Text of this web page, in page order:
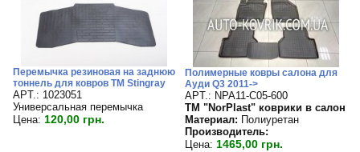
Перемычка резиновая на заднюю
тоннель для ковров TM Stingray
APT.: 1023051
Универсальная перемычка
Цена: 120,00 грн.
Полимерные ковры салона для
Ауди Q3 2011->
APT.: NPA11-C05-600
TM "NorPlast" коврики в салон
Материал: Полиуретан
Производитель:
Цена: 1465,00 грн.